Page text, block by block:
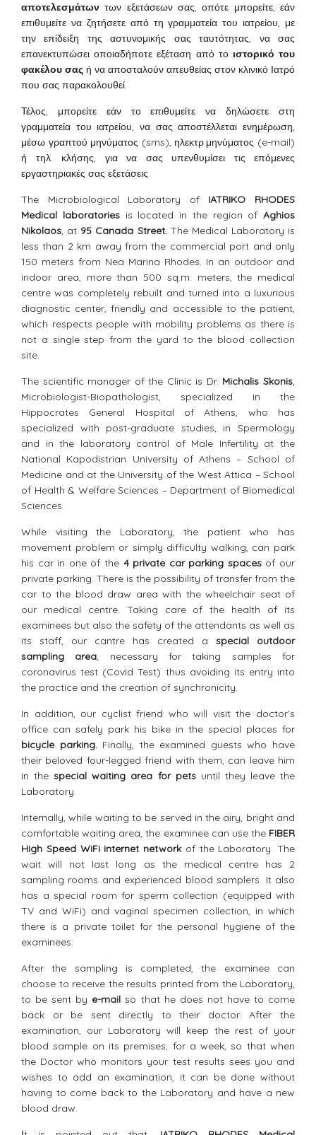
αποτελεσμάτων των εξετάσεων σας, οπότε μπορείτε, εάν
επιθυμείτε να ζητήσετε από τη γραμματεία του ιατρείου, με
την επίδειξη της αστυνομικής σας ταυτότητας, να σας
επανεκτυπώσει οποιαδήποτε εξέταση από το ιστορικό του
φακέλου σας ή να αποσταλούν απευθείας στον κλινικό Ιατρό
που σας παρακολουθεί.
Τέλος, μπορείτε εάν το επιθυμείτε να δηλώσετε στη
γραμματεία του ιατρείου, να σας αποστέλλεται ενημέρωση,
μέσω γραπτού μηνύματος (sms), ηλεκτρ.μηνύματος (e-mail)
ή τηλ. κλήσης, για να σας υπενθυμίσει τις επόμενες
εργαστηριακές σας εξετάσεις.
The Microbiological Laboratory of IATRIKO RHODES
Medical laboratoriesis located in the region of ​​ Aghios
Nikolaos, at 95 Canada Street.The Medical Laboratory is
less than 2 km away from the commercial port and only
150 meters from Nea Marina Rhodes. In an outdoor and
indoor area, more than 500 sq.m. meters, the medical
centre was completely rebuilt and turned into a luxurious
diagnostic center, friendly and accessible to the patient,
which respects people with mobility problems as there is
not a single step from the yard to the blood collection
site.
The scientific manager of the Clinic is Dr. Michalis Skonis,
Microbiologist-Biopathologist, specialized in the
Hippocrates General Hospital of Athens, who has
specialized with post-graduate studies, in Spermology
and in the laboratory control of Male Infertility at the
National Kapodistrian University of Athens – School of
Medicine and at the University of the West Attica – School
of Health & Welfare Sciences – Department of Biomedical
Sciences.
While visiting the Laboratory, the patient who has
movement problem or simply difficulty walking, can park
his car in one of the 4 private car parking spacesof our
private parking. There is the possibility of transfer from the
car to the blood draw area with the wheelchair seat of
our medical centre. Taking care of the health of its
examinees but also the safety of the attendants as well as
its staff, our cantre has created a special outdoor
sampling area, necessary for taking samples for
coronavirus test (Covid Test) thus avoiding its entry into
the practice and the creation of synchronicity.
In addition, our cyclist friend who will visit the doctor’s
office can safely park his bike in the special places for
bicycle parking.Finally, the examined guests who have
their beloved four-legged friend with them, can leave him
in thespecial waiting area for petsuntil they leave the
Laboratory.
Internally, while waiting to be served in the airy, bright and
comfortable waiting area, the examinee can use the FIBER
High Speed ​​WiFi internet networkof the Laboratory. The
wait will not last long as the medical centre has 2
sampling rooms and experienced blood samplers. It also
has a special room for sperm collection (equipped with
TV and WiFi) and vaginal specimen collection, in which
there is a private toilet for the personal hygiene of the
examinees.
After the sampling is completed, the examinee can
choose to receive the results printed from the Laboratory,
to be sent by e-mail so that he does not have to come
back or be sent directly to their doctor. After the
examination, our Laboratory will keep the rest of your
blood sample on its premises, for a week, so that when
the Doctor who monitors your test results sees you and
wishes to add an examination, it can be done without
having to come back to the Laboratory and have a new
blood draw.